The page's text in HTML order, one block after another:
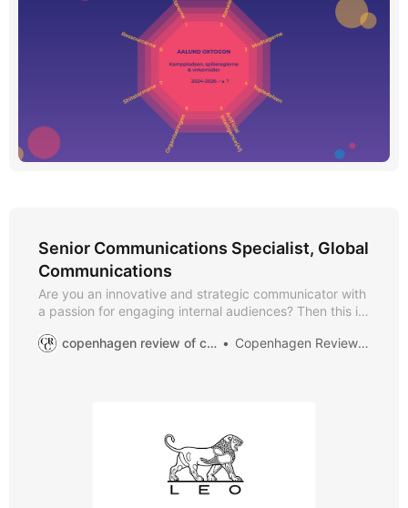
kommunikation er større end nogensinde før.
Senior Communications Specialist, Global
Communications
Are you an innovative and strategic communicator with
a passion for engaging internal audiences? Then this is
taking our internal communication efforts to the next
copenhagen review of communication Copenhagen Review of Communication